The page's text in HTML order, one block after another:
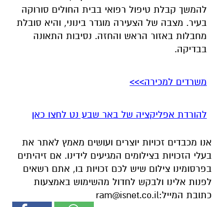
להמשך קבלת טיפול רפואי בבית החולים סורוקה
בעיר. מצבה של הצעירה מוגדר בינוני, והיא סובלת
מחבלות באזור הראש והחזה. נסיבות התאונה
בבדיקה.
משרדים למכירה>>>
להורדת אפליקציה של באר שבע נט לחצו כאן
אנו מכבדים זכויות יוצרים ועושים מאמץ לאתר את
בעלי הזכויות בצילומים המגיעים לידינו. אם זיהיתים
בפרסומינו צילום שיש לכם זכויות בו, אתם רשאים
לפנות אלינו ולבקש לחדול מהשימוש באמצעות
כתובת המייל:ram@isnet.co.il